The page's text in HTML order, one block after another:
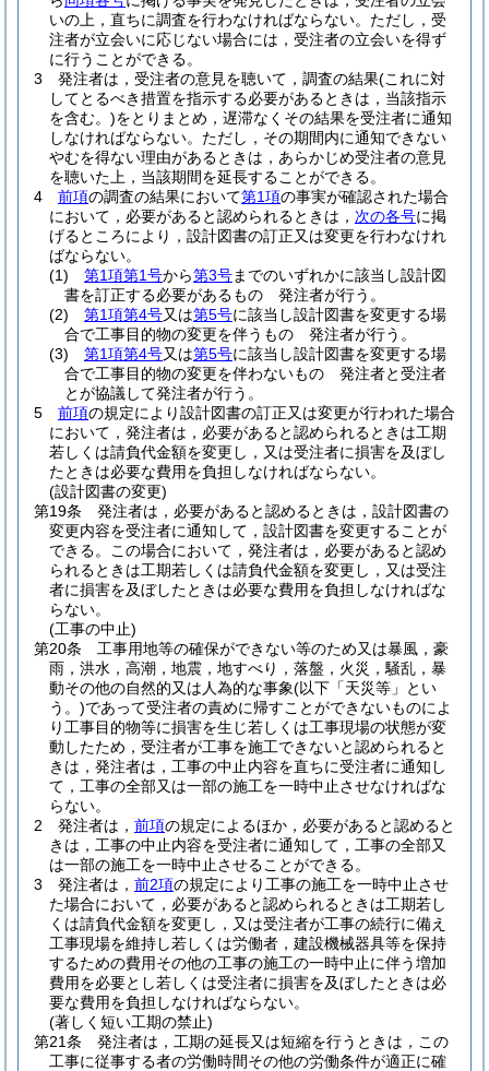
いの上，直ちに調査を行わなければならない。 ただし，受
注者が立会いに応じない場合には，受注者の立会いを得ず
に行うことができる。
3
発注者は，受注者の意見を聴いて，調査の結果(これに対
してとるべき措置を指示する必要があるときは，当該指示
を含む。)をとりまとめ，遅滞なくその結果を受注者に通知
しなければならない。 ただし，その期間内に通知できない
やむを得ない理由があるときは，あらかじめ受注者の意見
を聴いた上，当該期間を延長することができる。
4
前項の調査の結果において第1項の事実が確認された場合
において，必要があると認められるときは， 次の各号に掲
げるところにより，設計図書の訂正又は変更を行わなけれ
ばならない。
(1)
第1項第1号から第3号までのいずれかに該当し設計図
書を訂正する必要があるもの 発注者が行う。
(2)
第1項第4号又は第5号に該当し設計図書を変更する場
合で工事目的物の変更を伴うもの 発注者が行う。
(3)
第1項第4号又は第5号に該当し設計図書を変更する場
合で工事目的物の変更を伴わないもの 発注者と受注者
とが協議して発注者が行う。
5
前項の規定により設計図書の訂正又は変更が行われた場合
において，発注者は，必要があると認められるときは工期
若しくは請負代金額を変更し，又は受注者に損害を及ぼし
たときは必要な費用を負担しなければならない。
(設計図書の変更)
第19条
発注者は，必要があると認めるときは，設計図書の
変更内容を受注者に通知して，設計図書を変更することが
できる。
この場合において，発注者は，必要があると認め
られるときは工期若しくは請負代金額を変更し，又は受注
者に損害を及ぼしたときは必要な費用を負担しなければな
らない。
(工事の中止)
第20条
工事用地等の確保ができない等のため又は暴風，豪
雨，洪水，高潮，地震，地すべり，落盤，火災，騒乱，暴
動その他の自然的又は人為的な事象(以下「天災等」とい
う。)であって受注者の責めに帰すことができないものによ
り工事目的物等に損害を生じ若しくは工事現場の状態が変
動したため，受注者が工事を施工できないと認められると
きは，発注者は，工事の中止内容を直ちに受注者に通知し
て，工事の全部又は一部の施工を一時中止させなければな
らない。
2
発注者は， 前項の規定によるほか，必要があると認めると
きは，工事の中止内容を受注者に通知して，工事の全部又
は一部の施工を一時中止させることができる。
3
発注者は， 前2項の規定により工事の施工を一時中止させ
た場合において，必要があると認められるときは工期若し
くは請負代金額を変更し，又は受注者が工事の続行に備え
工事現場を維持し若しくは労働者，建設機械器具等を保持
するための費用その他の工事の施工の一時中止に伴う増加
費用を必要とし若しくは受注者に損害を及ぼしたときは必
要な費用を負担しなければならない。
(著しく短い工期の禁止)
第21条
発注者は，工期の延長又は短縮を行うときは，この
工事に従事する者の労働時間その他の労働条件が適正に確